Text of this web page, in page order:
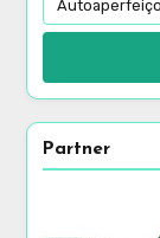
Partner